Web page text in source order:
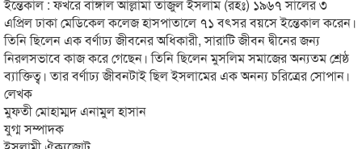
ইন্তেকাল : ফখরে বাঙ্গাল আল্লামা তাজুল ইসলাম (রহঃ) ১৯৬৭ সালের ৩
এপ্রিল ঢাকা মেডিকেল কলেজ হাসপাতালে ৭১ বৎসর বয়সে ইন্তেকাল করেন।
তিনি ছিলেন এক বর্ণাঢ্য জীবনের অধিকারী, সারাটি জীবন দ্বীনের জন্য
নিরলসভাবে কাজ করে গেছেন। তিনি ছিলেন মুসলিম সমাজের অন্যতম শ্রেষ্ঠ
ব্যাক্তিত্ব। তার বর্ণাঢ্য জীবনটাই ছিল ইসলামের এক অনন্য চরিত্রের সোপান।
লেখক
মুফতী মোহাম্মদ এনামুল হাসান
যুগ্ম সম্পাদক